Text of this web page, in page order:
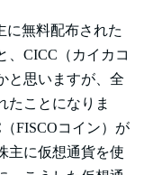
に無料配布された
、CICC（カイカコ
と思いますが、全
たことになりま
FISCOコイン）が
主に仮想通貨を使